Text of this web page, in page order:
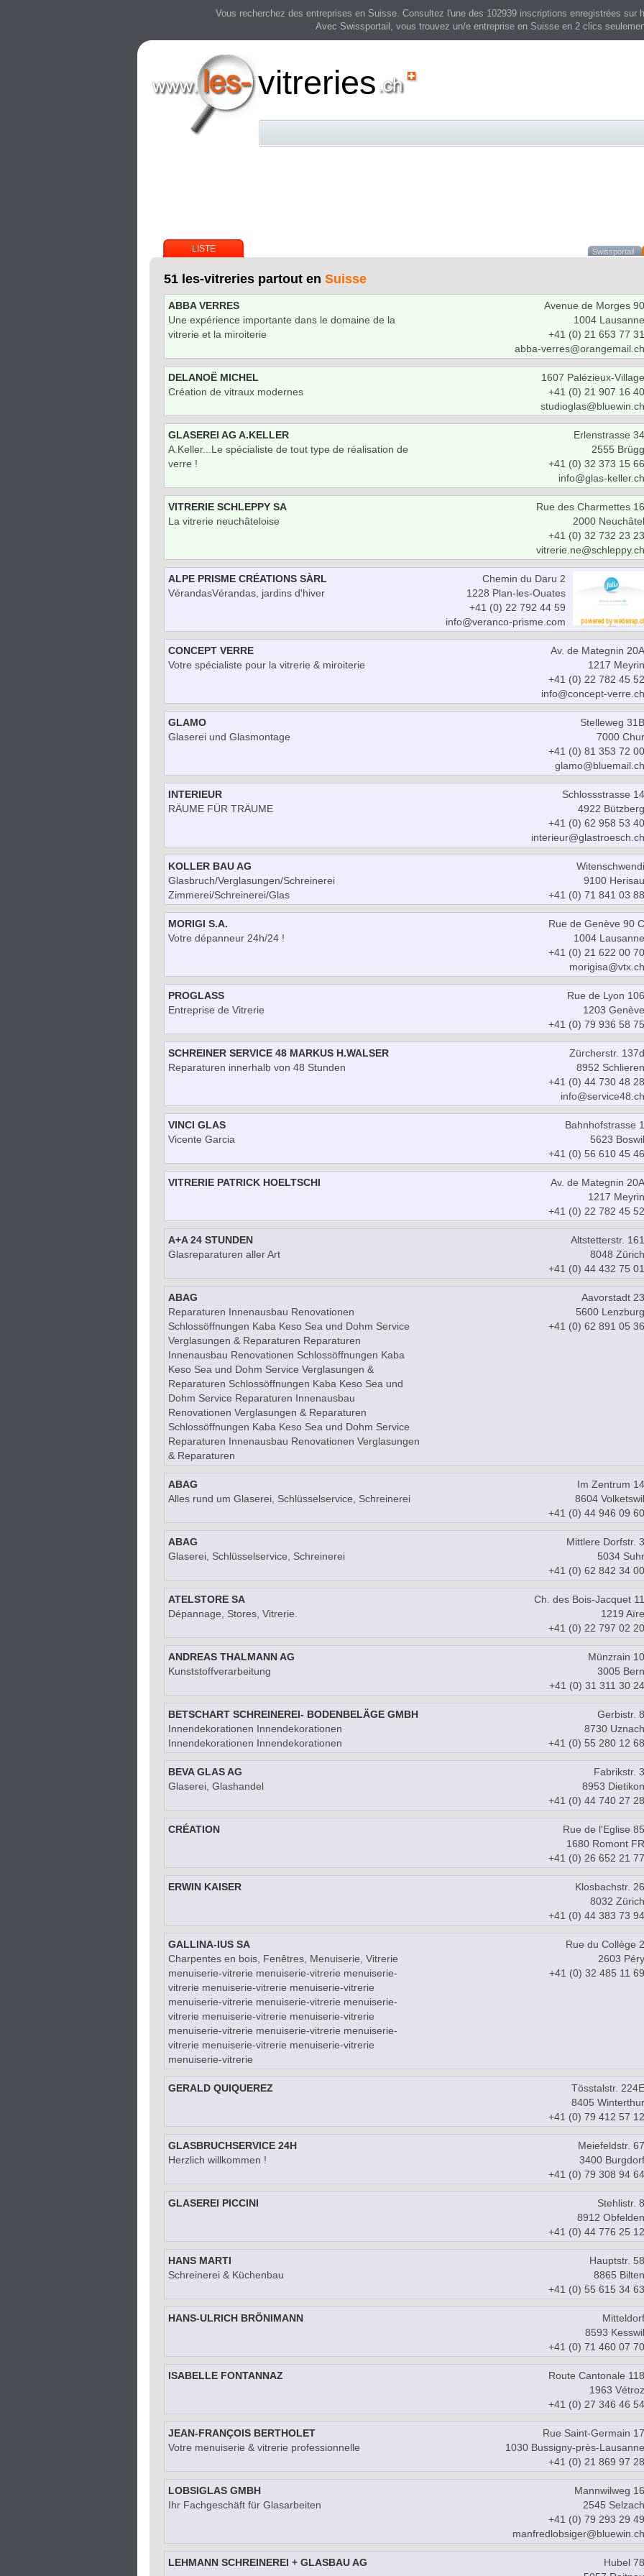
Vous recherchez des entreprises en Suisse. Consultez l'une des 102939 inscriptions enregistrées sur
Avec Swissportail, vous trouvez un/e entreprise en Suisse en 2 clics
vitreries
LISTE Swissportail
51 les-vitreries partout en Suisse
ABBA VERRES
Une expérience importante dans le domaine de la
vitrerie et la miroiterie
Avenue de Morges 90
1004 Lausanne
+41 (0) 21 653 77 31
abba-verres@orangemail.ch
DELANOË MICHEL
Création de vitraux modernes
1607 Palézieux-Village
+41 (0) 21 907 16 40
studioglas@bluewin.ch
GLASEREI AG A.KELLER
A.Keller...Le spécialiste de tout type de réalisation de
verre !
Erlenstrasse 34
2555 Brügg
+41 (0) 32 373 15 66
info@glas-keller.ch
VITRERIE SCHLEPPY SA
La vitrerie neuchâteloise
Rue des Charmettes 16
2000 Neuchâtel
+41 (0) 32 732 23 23
vitrerie.ne@schleppy.ch
ALPE PRISME CRÉATIONS SÀRL
VérandasVérandas, jardins d'hiver
Chemin du Daru 2
1228 Plan-les-Ouates
+41 (0) 22 792 44 59
info@veranco-prisme.com
CONCEPT VERRE
Votre spécialiste pour la vitrerie & miroiterie
Av. de Mategnin 20A
1217 Meyrin
+41 (0) 22 782 45 52
info@concept-verre.ch
GLAMO
Glaserei und Glasmontage
Stelleweg 31B
7000 Chur
+41 (0) 81 353 72 00
glamo@bluemail.ch
INTERIEUR
RÄUME FÜR TRÄUME
Schlossstrasse 14
4922 Bützberg
+41 (0) 62 958 53 40
interieur@glastroesch.ch
KOLLER BAU AG
Glasbruch/Verglasungen/Schreinerei
Zimmerei/Schreinerei/Glas
Witenschwendi
9100 Herisau
+41 (0) 71 841 03 88
MORIGI S.A.
Votre dépanneur 24h/24 !
Rue de Genève 90 C
1004 Lausanne
+41 (0) 21 622 00 70
morigisa@vtx.ch
PROGLASS
Entreprise de Vitrerie
Rue de Lyon 106
1203 Genève
+41 (0) 79 936 58 75
SCHREINER SERVICE 48 MARKUS H.WALSER
Reparaturen innerhalb von 48 Stunden
Zürcherstr. 137d
8952 Schlieren
+41 (0) 44 730 48 28
info@service48.ch
VINCI GLAS
Vicente Garcia
Bahnhofstrasse 1
5623 Boswil
+41 (0) 56 610 45 46
VITRERIE PATRICK HOELTSCHI
Av. de Mategnin 20A
1217 Meyrin
+41 (0) 22 782 45 52
A+A 24 STUNDEN
Glasreparaturen aller Art
Altstetterstr. 161
8048 Zürich
+41 (0) 44 432 75 01
ABAG
Reparaturen Innenausbau Renovationen
Schlossöffnungen Kaba Keso Sea und Dohm Service
Verglasungen & Reparaturen Reparaturen
Innenausbau Renovationen Schlossöffnungen Kaba
Keso Sea und Dohm Service Verglasungen &
Reparaturen Schlossöffnungen Kaba Keso Sea und
Dohm Service Reparaturen Innenausbau
Renovationen Verglasungen & Reparaturen
Schlossöffnungen Kaba Keso Sea und Dohm Service
Reparaturen Innenausbau Renovationen Verglasungen
& Reparaturen
Aavorstadt 23
5600 Lenzburg
+41 (0) 62 891 05 36
ABAG
Alles rund um Glaserei, Schlüsselservice, Schreinerei
Im Zentrum 14
8604 Volketswil
+41 (0) 44 946 09 60
ABAG
Glaserei, Schlüsselservice, Schreinerei
Mittlere Dorfstr. 3
5034 Suhr
+41 (0) 62 842 34 00
ATELSTORE SA
Dépannage, Stores, Vitrerie.
Ch. des Bois-Jacquet 11
1219 Aïre
+41 (0) 22 797 02 20
ANDREAS THALMANN AG
Kunststoffverarbeitung
Münzrain 10
3005 Bern
+41 (0) 31 311 30 24
BETSCHART SCHREINEREI- BODENBELÄGE GMBH
Innendekorationen Innendekorationen
Innendekorationen Innendekorationen
Gerbistr. 8
8730 Uznach
+41 (0) 55 280 12 68
BEVA GLAS AG
Glaserei, Glashandel
Fabrikstr. 3
8953 Dietikon
+41 (0) 44 740 27 28
CRÉATION
Rue de l'Eglise 85
1680 Romont FR
+41 (0) 26 652 21 77
ERWIN KAISER
Klosbachstr. 26
8032 Zürich
+41 (0) 44 383 73 94
GALLINA-IUS SA
Charpentes en bois, Fenêtres, Menuiserie, Vitrerie
menuiserie-vitrerie menuiserie-vitrerie menuiserie-
vitrerie menuiserie-vitrerie menuiserie-vitrerie
menuiserie-vitrerie menuiserie-vitrerie menuiserie-
vitrerie menuiserie-vitrerie menuiserie-vitrerie
menuiserie-vitrerie menuiserie-vitrerie menuiserie-
vitrerie menuiserie-vitrerie menuiserie-vitrerie
menuiserie-vitrerie
Rue du Collège 2
2603 Péry
+41 (0) 32 485 11 69
GERALD QUIQUEREZ
Tösstalstr. 224E
8405 Winterthur
+41 (0) 79 412 57 12
GLASBRUCHSERVICE 24H
Herzlich willkommen !
Meiefeldstr. 67
3400 Burgdorf
+41 (0) 79 308 94 64
GLASEREI PICCINI
Stehlistr. 8
8912 Obfelden
+41 (0) 44 776 25 12
HANS MARTI
Schreinerei & Küchenbau
Hauptstr. 58
8865 Bilten
+41 (0) 55 615 34 63
HANS-ULRICH BRÖNIMANN
Mitteldorf
8593 Kesswil
+41 (0) 71 460 07 70
ISABELLE FONTANNAZ
Route Cantonale 118
1963 Vétroz
+41 (0) 27 346 46 54
JEAN-FRANÇOIS BERTHOLET
Votre menuiserie & vitrerie professionnelle
Rue Saint-Germain 17
1030 Bussigny-près-Lausanne
+41 (0) 21 869 97 28
LOBSIGLAS GMBH
Ihr Fachgeschäft für Glasarbeiten
Mannwilweg 16
2545 Selzach
+41 (0) 79 293 29 49
manfredlobsiger@bluewin.ch
LEHMANN SCHREINEREI + GLASBAU AG
Hubel 78